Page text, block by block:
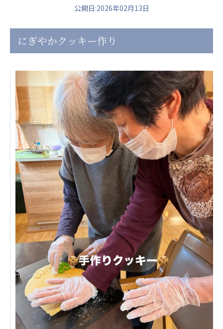
株式会社Genkiリレーションズ
一般社団法人 日本高齢者福祉協会
株式会社 爽やかな風沖縄
爽やかな風 中部エリア
爽やかな風 那覇エリア
株式会社 鷹揚館
鷹揚館
社会福祉法人 共生会
特別養護老人ホーム 共生の家
株式会社 アジアメデカ元気事業団
アジアメデカ元気事業団
株式会社 爽やかな風九州
爽やかな風九州
株式会社 七星
七星
社会福祉法人 福ふく
福ふく
株式会社 せきれい
せきれい
社会福祉法人 心の会
心の会
医療（共に生きる仲間達）
医療法人社団 美翔会
公開日:2026年02月13日
にぎやかクッキー作り